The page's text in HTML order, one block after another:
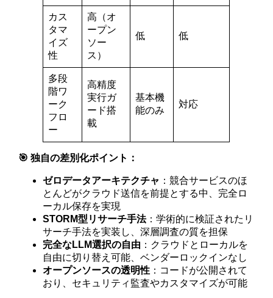
カス
タマ
イズ
性
高（オ
ープン
ソー
ス）
低 低
多段
階ワ
ーク
フロ
ー
高精度
実行ガ
ード搭
載
基本機
能のみ
対応
🎯 独自の差別化ポイント：
ゼロデータアーキテクチャ ：競合サービスのほ
とんどがクラウド送信を前提とする中、完全ロ
ーカル保存を実現
STORM型リサーチ手法：学術的に検証されたリ
サーチ手法を実装し、深層調査の質を担保
完全なLLM選択の自由 ：クラウドとローカルを
自由に切り替え可能、ベンダーロックインなし
オープンソースの透明性 ：コードが公開されて
おり、セキュリティ監査やカスタマイズが可能